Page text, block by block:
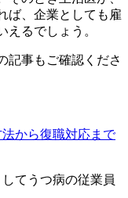
ば、企業としても雇
えるでしょう。
記事もご確認くださ
から復職対応まで
てうつ病の従業員